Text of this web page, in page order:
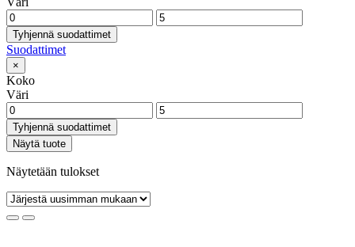
Tyhjennä suodattimet
Suodattimet
×
Koko
Väri
Tyhjennä suodattimet
Näytä tuote
Näytetään tulokset